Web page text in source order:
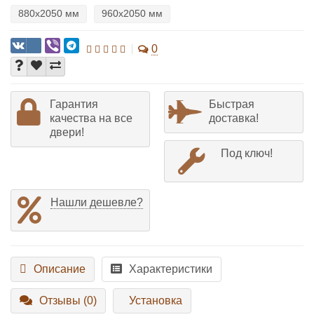
880х2050 мм 960х2050 мм
0
Гарантия
качества на все
двери!
Быстрая
доставка!
Под ключ!
Нашли дешевле?
Описание Характеристики
Отзывы (0) Установка